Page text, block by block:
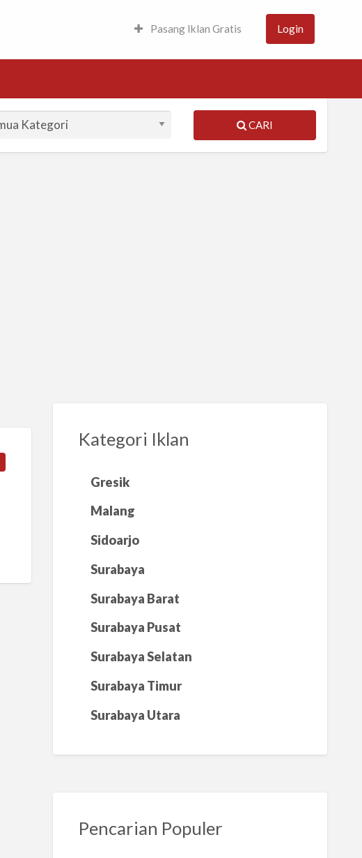
Pasang Iklan Gratis Login
CARI
Kategori Iklan
Gresik
Malang
Sidoarjo
Surabaya
Surabaya Barat
Surabaya Pusat
Surabaya Selatan
Surabaya Timur
Surabaya Utara
Pencarian Populer